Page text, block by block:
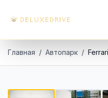
Главная / Автопарк /